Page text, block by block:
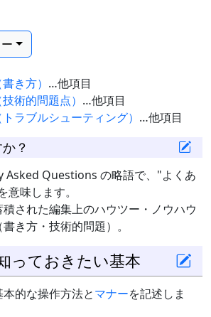
き方） …他項目
術的問題点） …他項目
ラブルシューティング） …他項目
？
Asked Questions の略語で、"よくあ
味します。
された編集上のハウツー・ノウハウ
き方・技術的問題）。
っておきたい基本
的な操作方法とマナーを記述しま